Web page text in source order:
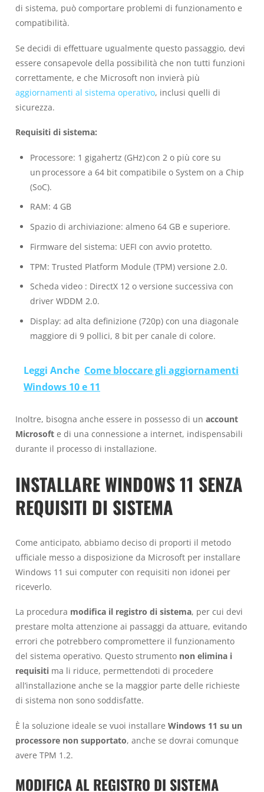
di sistema, può comportare problemi di funzionamento e
compatibilità.
Se decidi di effettuare ugualmente questo passaggio, devi
essere consapevole della possibilità che non tutti funzioni
correttamente, e che Microsoft non invierà più
aggiornamenti al sistema operativo, inclusi quelli di
sicurezza.
Requisiti di sistema:
Processore: 1 gigahertz (GHz) con 2 o più core su
un processore a 64 bit compatibile o System on a Chip
(SoC).
RAM: 4 GB
Spazio di archiviazione: almeno 64 GB e superiore.
Firmware del sistema: UEFI con avvio protetto.
TPM: Trusted Platform Module (TPM) versione 2.0.
Scheda video : DirectX 12 o versione successiva con
driver WDDM 2.0.
Display: ad alta definizione (720p) con una diagonale
maggiore di 9 pollici, 8 bit per canale di colore.
Leggi Anche Come bloccare gli aggiornamenti
Windows 10 e 11
Inoltre, bisogna anche essere in possesso di un account
Microsoft e di una connessione a internet, indispensabili
durante il processo di installazione.
INSTALLARE WINDOWS 11 SENZA
REQUISITI DI SISTEMA
Come anticipato, abbiamo deciso di proporti il metodo
ufficiale messo a disposizione da Microsoft per installare
Windows 11 sui computer con requisiti non idonei per
riceverlo.
La procedura modifica il registro di sistema, per cui devi
prestare molta attenzione ai passaggi da attuare, evitando
errori che potrebbero compromettere il funzionamento
del sistema operativo. Questo strumento non elimina i
requisiti ma li riduce, permettendoti di procedere
all’installazione anche se la maggior parte delle richieste
di sistema non sono soddisfatte.
È la soluzione ideale se vuoi installare Windows 11 su un
processore non supportato, anche se dovrai comunque
avere TPM 1.2.
MODIFICA AL REGISTRO DI SISTEMA